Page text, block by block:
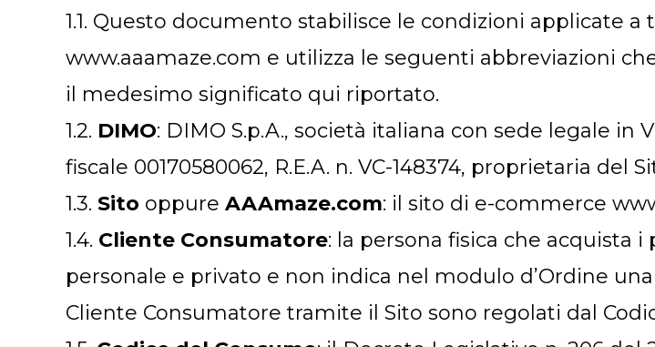
1.1. Questo documento stabilisce le condizioni applicate
www.aaamaze.com e utilizza le seguenti abbreviazioni
il medesimo significato qui riportato.
1.2. DIMO: DIMO S.p.A., società italiana con sede legale in
fiscale 00170580062, R.E.A. n. VC-148374, proprietaria del
1.3. Sito oppure AAAmaze.com: il sito di e-commerce
1.4. Cliente Consumatore: la persona fisica che acquista
personale e privato e non indica nel modulo d’Ordine
Cliente Consumatore tramite il Sito sono regolati dal